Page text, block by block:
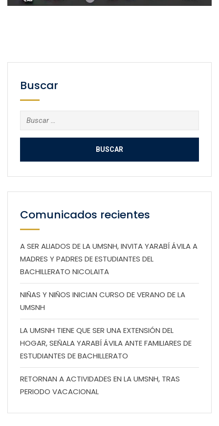
Buscar
Buscar:
Comunicados recientes
A SER ALIADOS DE LA UMSNH, INVITA YARABÍ ÁVILA A
MADRES Y PADRES DE ESTUDIANTES DEL
BACHILLERATO NICOLAITA
NIÑAS Y NIÑOS INICIAN CURSO DE VERANO DE LA
UMSNH
LA UMSNH TIENE QUE SER UNA EXTENSIÓN DEL
HOGAR, SEÑALA YARABÍ ÁVILA ANTE FAMILIARES DE
ESTUDIANTES DE BACHILLERATO
RETORNAN A ACTIVIDADES EN LA UMSNH, TRAS
PERIODO VACACIONAL